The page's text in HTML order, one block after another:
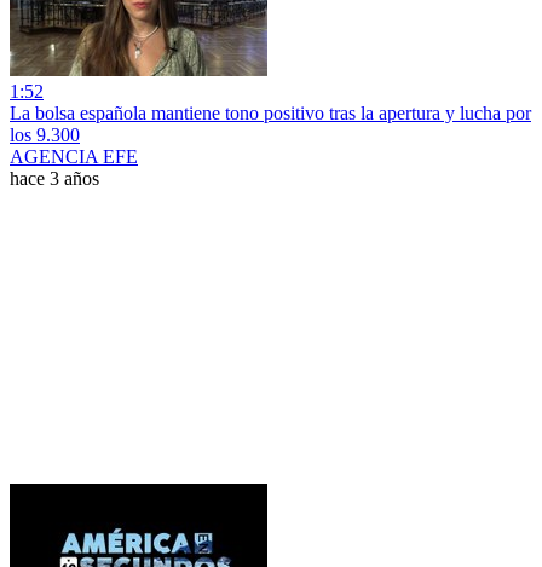
1:52
La bolsa española mantiene tono positivo tras la apertura y lucha por
los 9.300
AGENCIA EFE
hace 3 años